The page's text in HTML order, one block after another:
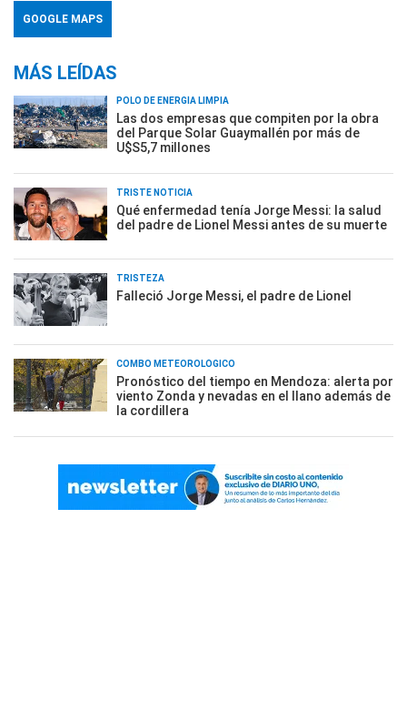
GOOGLE MAPS
MÁS LEÍDAS
POLO DE ENERGÍA LIMPIA
Las dos empresas que compiten por la obra
del Parque Solar Guaymallén por más de
U$S5,7 millones
TRISTE NOTICIA
Qué enfermedad tenía Jorge Messi: la salud
del padre de Lionel Messi antes de su muerte
TRISTEZA
Falleció Jorge Messi, el padre de Lionel
COMBO METEOROLÓGICO
Pronóstico del tiempo en Mendoza: alerta por
viento Zonda y nevadas en el llano además de
la cordillera